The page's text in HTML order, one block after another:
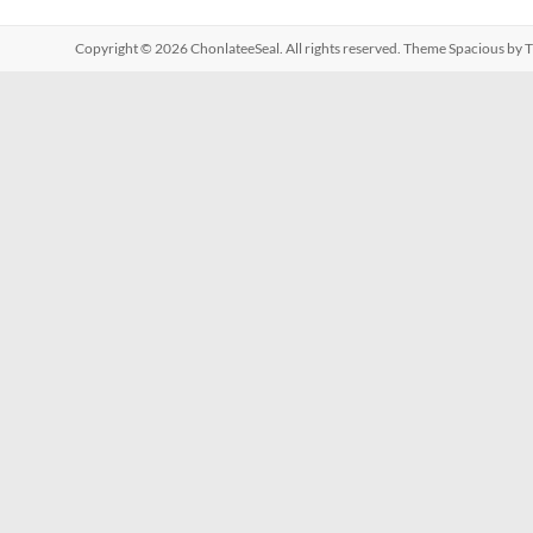
Copyright © 2026ChonlateeSeal. All rights reserved. ThemeSpacious by